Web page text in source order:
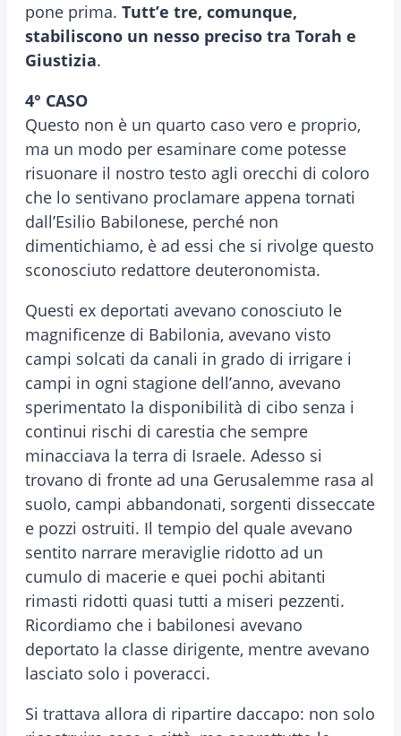
pone prima. Tutt’e tre, comunque,
stabiliscono un nesso preciso tra Torah e
Giustizia.
4° CASO
Questo non è un quarto caso vero e proprio,
ma un modo per esaminare come potesse
risuonare il nostro testo agli orecchi di coloro
che lo sentivano proclamare appena tornati
dall’Esilio Babilonese, perché non
dimentichiamo, è ad essi che si rivolge questo
sconosciuto redattore deuteronomista.
Questi ex deportati avevano conosciuto le
magnificenze di Babilonia, avevano visto
campi solcati da canali in grado di irrigare i
campi in ogni stagione dell’anno, avevano
sperimentato la disponibilità di cibo senza i
continui rischi di carestia che sempre
minacciava la terra di Israele. Adesso si
trovano di fronte ad una Gerusalemme rasa al
suolo, campi abbandonati, sorgenti disseccate
e pozzi ostruiti. Il tempio del quale avevano
sentito narrare meraviglie ridotto ad un
cumulo di macerie e quei pochi abitanti
rimasti ridotti quasi tutti a miseri pezzenti.
Ricordiamo che i babilonesi avevano
deportato la classe dirigente, mentre avevano
lasciato solo i poveracci.
Si trattava allora di ripartire daccapo: non solo